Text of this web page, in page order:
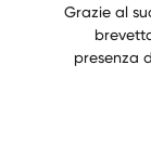
Grazie al
presenza